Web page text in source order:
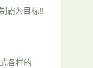
霸为目标!!
各样的